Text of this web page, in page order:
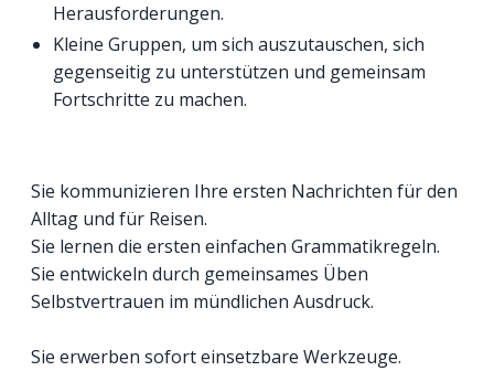
Herausforderungen.
Kleine Gruppen, um sich auszutauschen, sich
gegenseitig zu unterstützen und gemeinsam
Fortschritte zu machen.
Sie kommunizieren Ihre ersten Nachrichten für den
Alltag und für Reisen.
Sie lernen die ersten einfachen Grammatikregeln.
Sie entwickeln durch gemeinsames Üben
Selbstvertrauen im mündlichen Ausdruck.
Sie erwerben sofort einsetzbare Werkzeuge.